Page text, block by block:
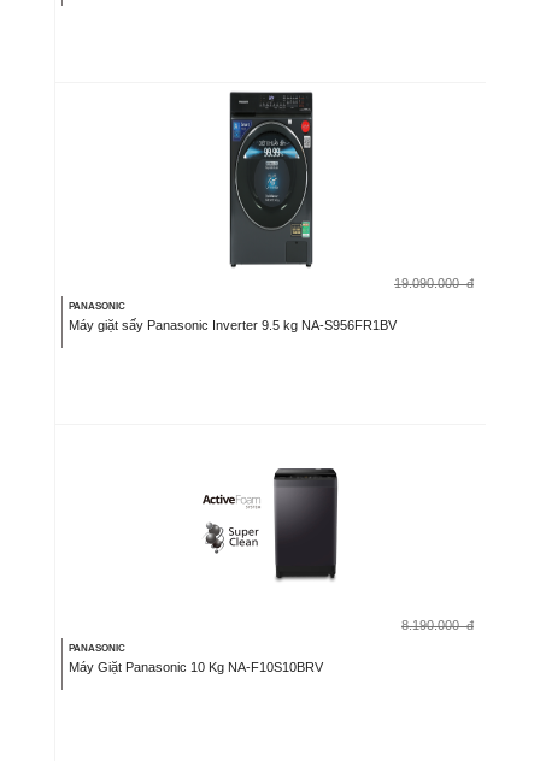
19.090.000 đ
PANASONIC
Máy giặt sấy Panasonic Inverter 9.5 kg NA-S956FR1BV
8.190.000 đ
PANASONIC
Máy Giặt Panasonic 10 Kg NA-F10S10BRV